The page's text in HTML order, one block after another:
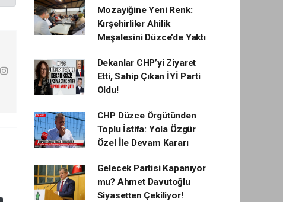
Mozayiğine Yeni Renk:
Kırşehirliler Ahilik
Meşalesini Düzce’de Yaktı
Dekanlar CHP’yi Ziyaret
Etti, Sahip Çıkan İYİ Parti
Oldu!
CHP Düzce Örgütünden
Toplu İstifa: Yola Özgür
Özel İle Devam Kararı
Gelecek Partisi Kapanıyor
mu? Ahmet Davutoğlu
Siyasetten Çekiliyor!